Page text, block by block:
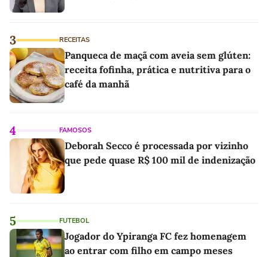
3 RECEITAS
Panqueca de maçã com aveia sem glúten:
receita fofinha, prática e nutritiva para o
café da manhã
4 FAMOSOS
Deborah Secco é processada por vizinho
que pede quase R$ 100 mil de indenização
5 FUTEBOL
Jogador do Ypiranga FC fez homenagem
ao entrar com filho em campo meses